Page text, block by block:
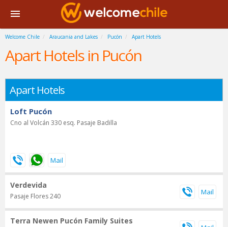
Welcome Chile Araucania and Lakes Pucón Apart Hotels
Apart Hotels in Pucón
Apart Hotels
Loft Pucón
Cno al Volcán 330 esq. Pasaje Badilla
Verdevida
Pasaje Flores 240
Terra Newen Pucón Family Suites